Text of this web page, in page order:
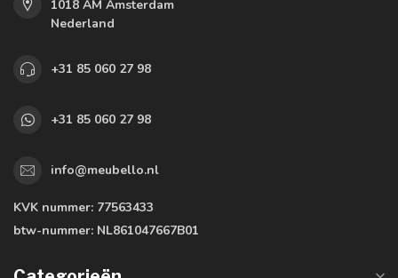
1018 AM Amsterdam
Nederland
+31 85 060 27 98
+31 85 060 27 98
info@meubello.nl
KVK nummer: 77563433
btw-nummer: NL861047667B01